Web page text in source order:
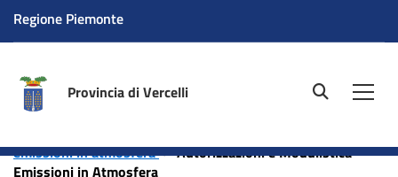
Regione Piemonte
Provincia di Vercelli site.searc
emissioni in atmosfera
Autorizzazioni e Modulistica -
Emissioni in Atmosfera